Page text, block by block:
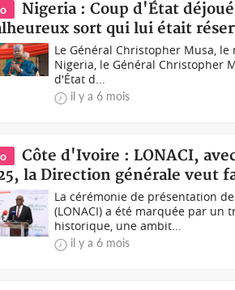
Nigeria : Coup d'État
sort qui lui était
Le Général Christopher Musa,
Nigeria, le Général Christopher
d'État d...
il y a 6 mois
Côte d'Ivoire : LONACI,
la Direction générale veut
La cérémonie de présentation
(LONACI) a été marquée par
historique, une ambit...
il y a 6 mois